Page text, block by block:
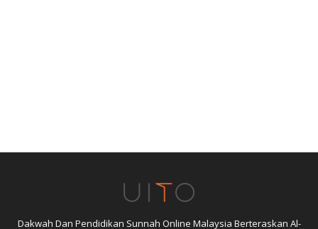
Dakwah Dan Pendidikan Sunnah Online Malaysia Berteraskan Al-